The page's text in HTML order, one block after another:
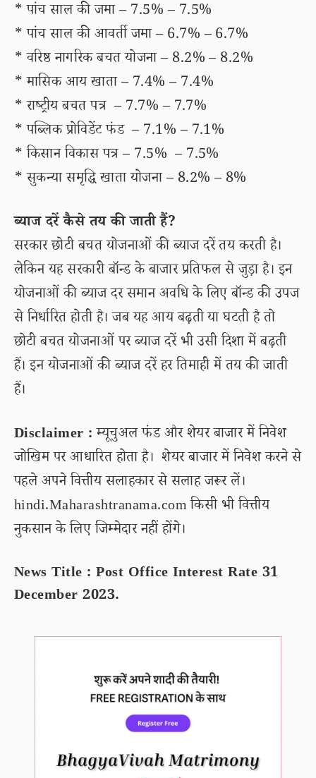
* पांच साल की जमा – 7.5% – 7.5%
* पांच साल की आवर्ती जमा – 6.7% – 6.7%
* वरिष्ठ नागरिक बचत योजना – 8.2% – 8.2%
* मासिक आय खाता – 7.4% – 7.4%
* राष्ट्रीय बचत पत्र – 7.7% – 7.7%
* पब्लिक प्रोविडेंट फंड – 7.1% – 7.1%
* किसान विकास पत्र – 7.5% – 7.5%
* सुकन्या समृद्धि खाता योजना – 8.2% – 8%
ब्याज दरें कैसे तय की जाती हैं?
सरकार छोटी बचत योजनाओं की ब्याज दरें तय करती है।
लेकिन यह सरकारी बॉन्ड के बाजार प्रतिफल से जुड़ा है। इन
योजनाओं की ब्याज दर समान अवधि के लिए बॉन्ड की उपज
से निर्धारित होती है। जब यह आय बढ़ती या घटती है तो
छोटी बचत योजनाओं पर ब्याज दरें भी उसी दिशा में बढ़ती
हैं। इन योजनाओं की ब्याज दरें हर तिमाही में तय की जाती
हैं।
Disclaimer :म्यूचुअल फंड और शेयर बाजार में निवेश
जोखिम पर आधारित होता है। शेयर बाजार में निवेश करने से
पहले अपने वित्तीय सलाहकार से सलाह जरूर लें।
hindi.Maharashtranama.com किसी भी वित्तीय
नुकसान के लिए जिम्मेदार नहीं होंगे।
News Title : Post Office Interest Rate 31
December 2023.